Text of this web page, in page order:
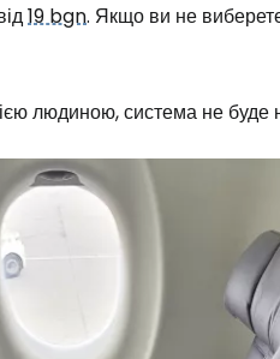
19 bgn. Якщо ви не
людиною, система не буде